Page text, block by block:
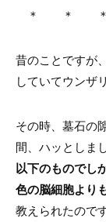
＊ ＊ ＊
昔のことですが
していてウンザ
その時、墓石の
間、ハッとしま
以下のものでし
色の脳細胞より
教えられたので